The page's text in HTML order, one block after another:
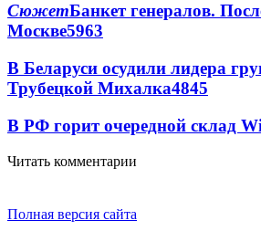
СюжетБанкет генералов.
Москве5963
В Беларуси осудили лидера
Трубецкой Михалка4845
В РФ горит очередной склад
Читать комментарии
Полная версия сайта